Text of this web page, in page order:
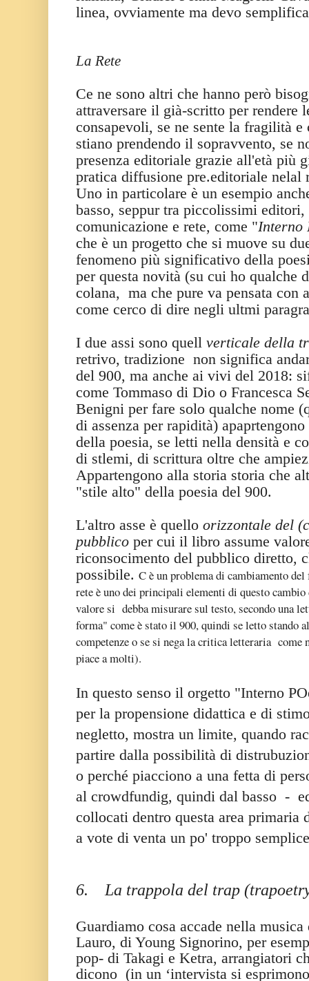
linea, ovviamente ma devo
La Rete
Ce ne sono altri che hanno però
attraversare il già-scritto per rendere
consapevoli, se ne sente la fragilità
stiano prendendo il sopravvento, se
presenza editoriale grazie all'età più
pratica diffusione pre.editoriale nelal
Uno in particolare è un esempio
basso, seppur tra piccolissimi
comunicazione e rete, come "Interno
che è un progetto che si muove su
fenomeno più significativo della
per questa novità (su cui ho qualche
colana, ma che pure va pensata con
come cerco di dire negli ultmi
I due assi sono quell verticale della
retrivo, tradizione non significa
del 900, ma anche ai vivi del 2018:
come Tommaso di Dio o Francesca
Benigni per fare solo qualche nome
di assenza per rapidità)
della poesia, se letti nella densità e
di stlemi, di scrittura oltre che
Appartengono alla storia storia che
"stile alto" della poesia del 900.
L'altro asse è quello orizzontale del
pubblico per cui il libro assume
riconsocimento del pubblico diretto,
possibile. C è un problema di cambiamento
rete è uno dei principali elementi di questo
valore si debba misurare sul testo, secondo una
forma" come è stato il 900, quindi se letto stando
competenze o se si nega la critica letteraria come
piace a molti).
In questo senso il orgetto "Interno
per la propensione didattica e di
negletto, mostra un limite, quando
partire dalla possibilità di
o perché piacciono a una fetta di
al crowdfundig, quindi dal basso -
collocati dentro questa area primaria
a vote di venta un po' troppo
6. La trappola del trap
Guardiamo cosa accade nella
Lauro, di Young Signorino, per
pop- di Takagi e Ketra, arrangiatori
dicono (in un ‘intervista si